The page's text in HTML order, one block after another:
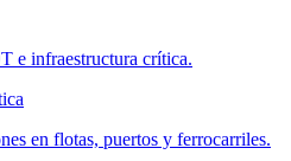
e infraestructura crítica.
en flotas, puertos y ferrocarriles.